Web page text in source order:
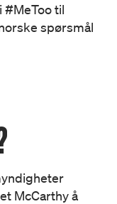
#MeToo til
spørsmål
McCarthy å